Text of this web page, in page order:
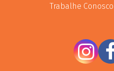
Trabalhe Conosco